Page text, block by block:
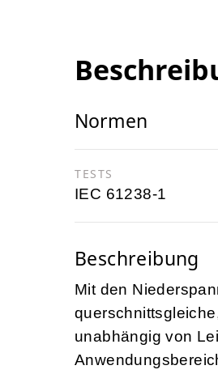
Normen
TESTS
IEC 61238-1
Beschreibung
Mit den
unabhängig von